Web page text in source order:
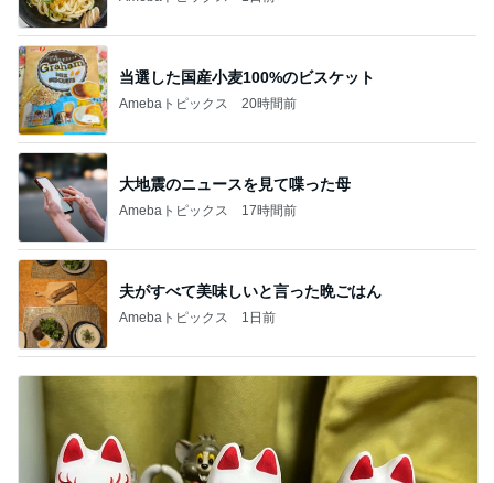
当選した国産小麦100%のビスケット
Amebaトピックス 20時間前
大地震のニュースを見て喋った母
Amebaトピックス 17時間前
夫がすべて美味しいと言った晩ごはん
Amebaトピックス 1日前